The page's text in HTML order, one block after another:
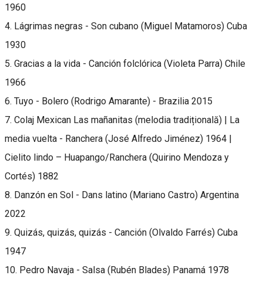
1960
4. Lágrimas negras - Son cubano (Miguel Matamoros) Cuba
1930
5. Gracias a la vida - Canción folclórica (Violeta Parra) Chile
1966
6. Tuyo - Bolero (Rodrigo Amarante) - Brazilia 2015
7. Colaj Mexican Las mañanitas (melodia tradițională) | La
media vuelta - Ranchera (José Alfredo Jiménez) 1964 |
Cielito lindo – Huapango/Ranchera (Quirino Mendoza y
Cortés) 1882
8. Danzón en Sol - Dans latino (Mariano Castro) Argentina
2022
9. Quizás, quizás, quizás - Canción (Olvaldo Farrés) Cuba
1947
10. Pedro Navaja - Salsa (Rubén Blades) Panamá 1978